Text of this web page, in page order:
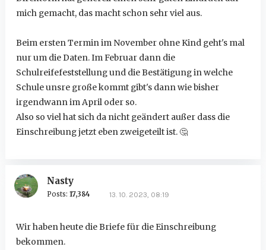
mich gemacht, das macht schon sehr viel aus.
Beim ersten Termin im November ohne Kind geht's mal
nur um die Daten. Im Februar dann die
Schulreifefeststellung und die Bestätigung in welche
Schule unsre große kommt gibt's dann wie bisher
irgendwann im April oder so.
Also so viel hat sich da nicht geändert außer dass die
Einschreibung jetzt eben zweigeteilt ist.🤔
Nasty
Posts: 17,384 13. 10. 2023, 08:19
Wir haben heute die Briefe für die Einschreibung
bekommen.